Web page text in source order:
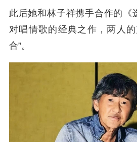
此后她和林子祥携手合作的《
对唱情歌的经典之作，两人
合”。